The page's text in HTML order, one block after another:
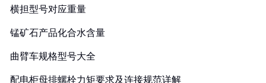
横担型号对应重量
锰矿石产品化合水含量
曲臂车规格型号大全
配电柜母排螺栓力矩要求及连接规范详解